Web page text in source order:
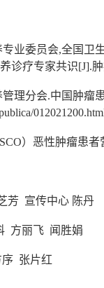
业委员会,全国卫
诊疗专家共识[J].
理分会.中国肿瘤
）恶性肿瘤患者
芳 宣传中心 陈丹
方丽飞 闻胜娟
序 张片红